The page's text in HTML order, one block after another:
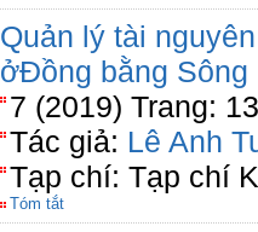
Quản lý tài
ởĐồng bằng Sông
7 (2019) Trang:
Tác giả: Lê Anh
Tạp chí: Tạp chí
Tóm tắt